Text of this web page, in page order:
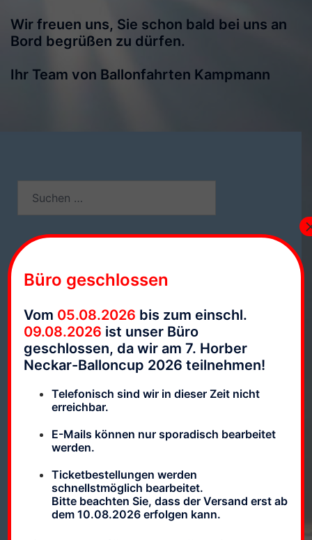
Wir freuen uns, Sie schon bald bei uns an
Bord begrüßen zu dürfen.
Ihr Team von Ballonfahrten Kampmann
Lizenziertes Luftfahrtunternehmen
Lizenznummer: DE.BW.BOP.001
Büro geschlossen
Vom 05.08.2026 bis zum einschl.
09.08.2026 ist unser Büro
geschlossen, da wir am 7. Horber
Neckar-Balloncup 2026 teilnehmen!
Telefonisch sind wir in dieser Zeit nicht
erreichbar.
E-Mails können nur sporadisch bearbeitet
werden.
Ticketbestellungen werden
schnellstmöglich bearbeitet.
Bitte beachten Sie, dass der Versand erst ab
dem 10.08.2026 erfolgen kann.